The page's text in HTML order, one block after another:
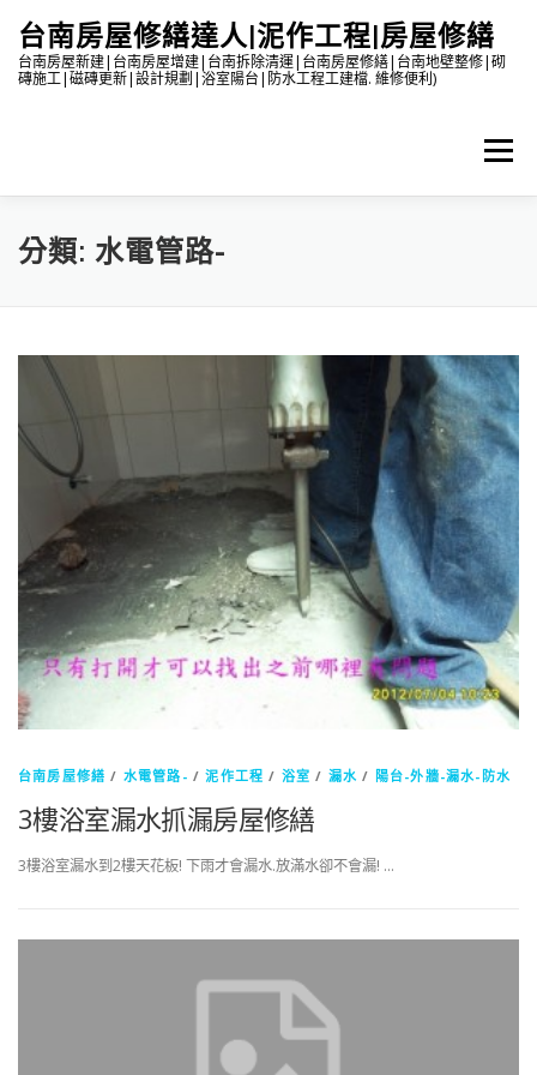
台南房屋修繕達人|泥作工程|房屋修繕
台南房屋新建|台南房屋增建|台南拆除清運|台南房屋修繕|台南地壁整修|砌
磚施工|磁磚更新|設計規劃|浴室陽台|防水工程工建檔. 維修便利)
選單
分類: 水電管路-
台南房屋修繕 / 水電管路- /泥作工程 / 浴室 / 漏水 / 陽台-外牆-漏水-防水
3樓浴室漏水抓漏房屋修繕
3樓浴室漏水到2樓天花板! 下雨才會漏水.放滿水卻不會漏! …